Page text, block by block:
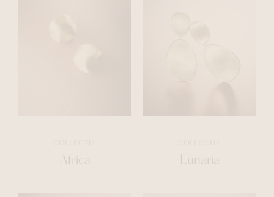
Africa Lunaria